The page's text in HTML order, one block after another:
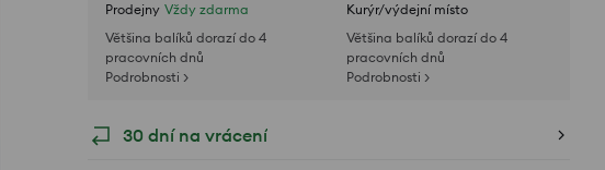
Prodejny Vždy zdarma
Většina balíků dorazí do 4
pracovních dnů
Podrobnosti >
Kurýr/výdejní místo
Většina balíků dorazí do 4
pracovních dnů
Podrobnosti >
30 dní na vrácení